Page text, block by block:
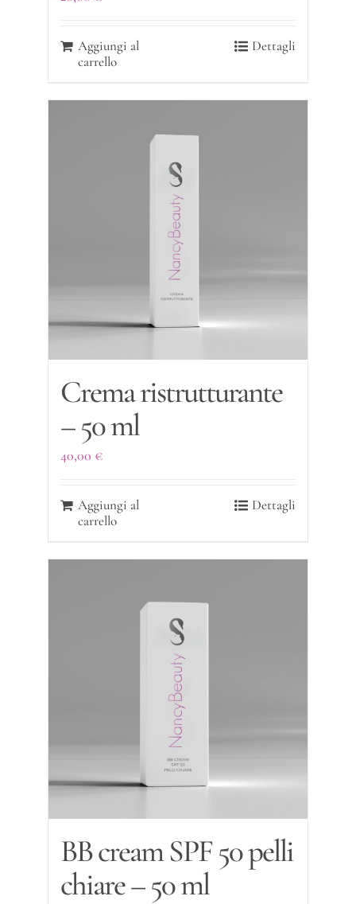
Aggiungi al
carrello
Dettagli
Crema ristrutturante
– 50 ml
40,00 €
Aggiungi al
carrello
Dettagli
BB cream SPF 50 pelli
chiare – 50 ml